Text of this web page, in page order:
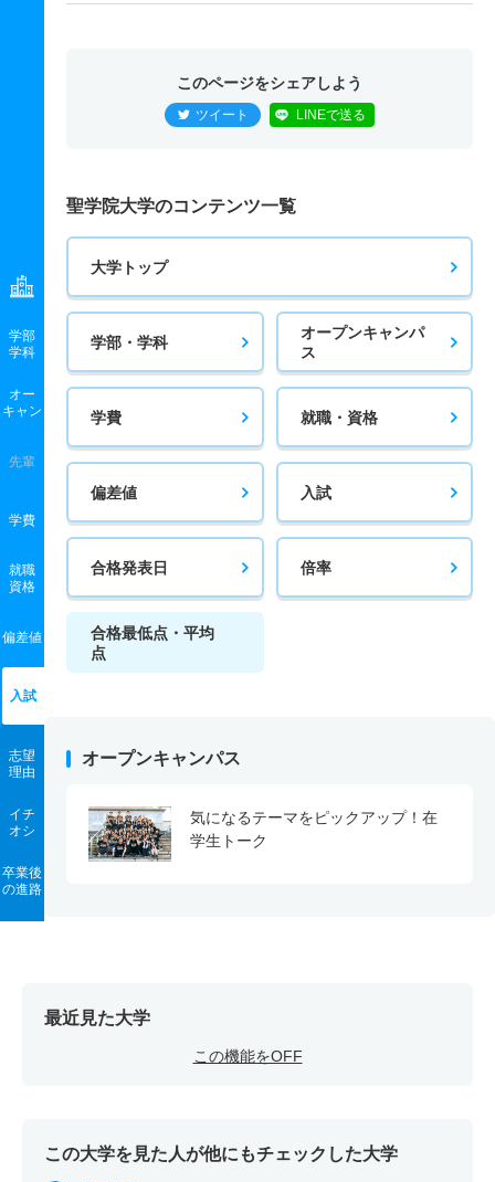
学部
学科
オー
キャン
先輩
学費
就職
資格
偏差値
入試
志望
理由
イチ
オシ
卒業後
の進路
このページをシェアしよう
ツイート LINEで送る
聖学院大学のコンテンツ一覧
大学トップ
学部・学科
オープンキャンパ
ス
学費 就職・資格
偏差値 入試
合格発表日 倍率
合格最低点・平均
点
オープンキャンパス
気になるテーマをピックアップ！在
学生トーク
最近見た大学
この機能をOFF
この大学を見た人が他にもチェックした大学